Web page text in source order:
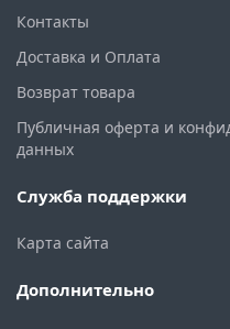
Контакты
Доставка и Оплата
Возврат товара
Публичная оферта и
данных
Служба поддержки
Карта сайта
Дополнительно